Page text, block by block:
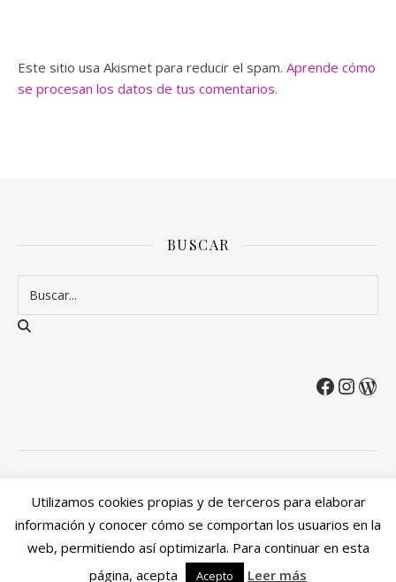
Este sitio usa Akismet para reducir el spam. Aprende cómo
se procesan los datos de tus comentarios.
BUSCAR
Política de privacidad Política de devoluciones y reembolsos
Mi cuenta
Ashe Tema deWP Royal
Utilizamos cookies propias y de terceros para elaborar
información y conocer cómo se comportan los usuarios en la
web, permitiendo así optimizarla. Para continuar en esta
página, acepta
Acepto Leer más